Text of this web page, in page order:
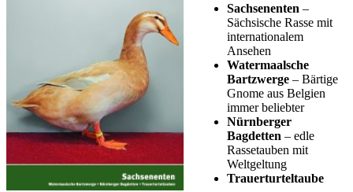
Sachsenenten –
Sächsische Rasse mit
internationalem
Ansehen
Watermaalsche
Bartzwerge – Bärtige
Gnome aus Belgien
immer beliebter
Nürnberger
Bagdetten – edle
Rassetauben mit
Weltgeltung
Trauerturteltaube